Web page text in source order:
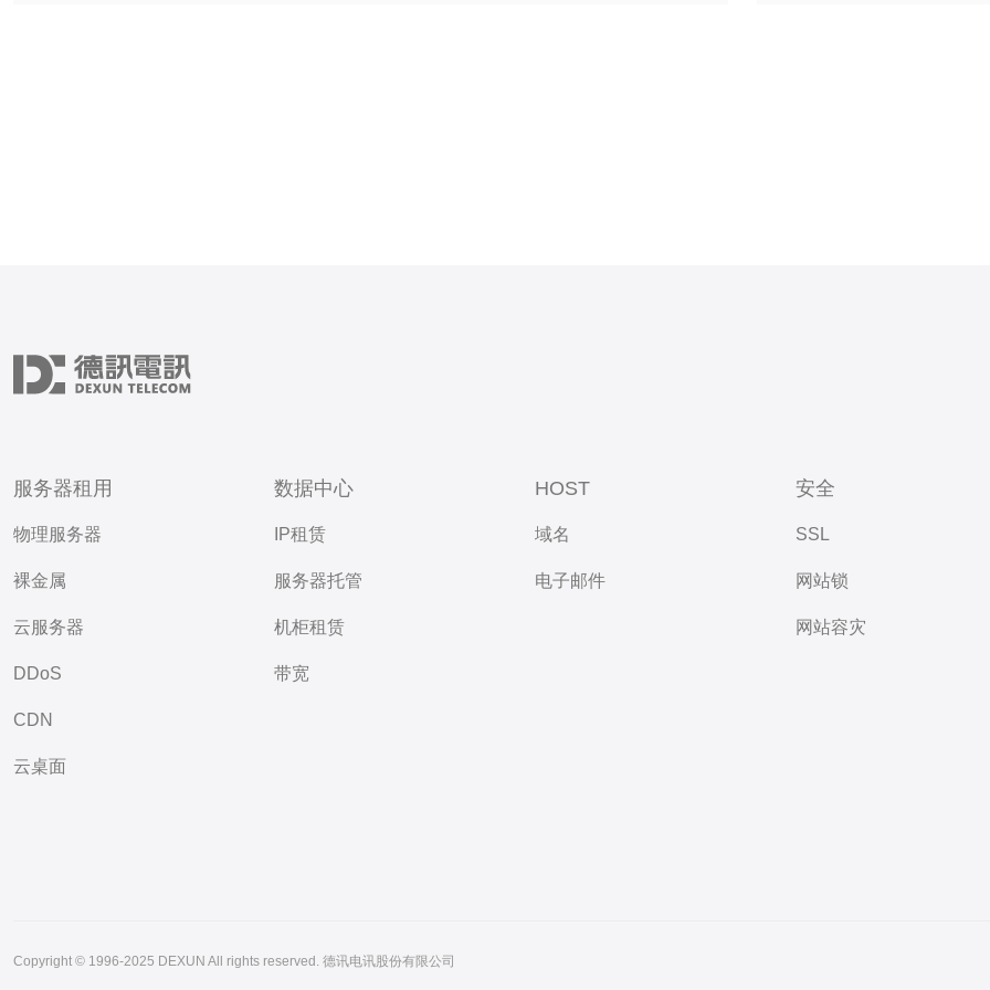
服务器租用
物理服务器
裸金属
云服务器
DDoS
CDN
云桌面
数据中心
IP租赁
服务器托管
机柜租赁
带宽
HOST
域名
电子邮件
安全
SSL
网站锁
网站容灾
Copyright © 1996-2025 DEXUN All rights reserved. 德讯电讯股份有限公司